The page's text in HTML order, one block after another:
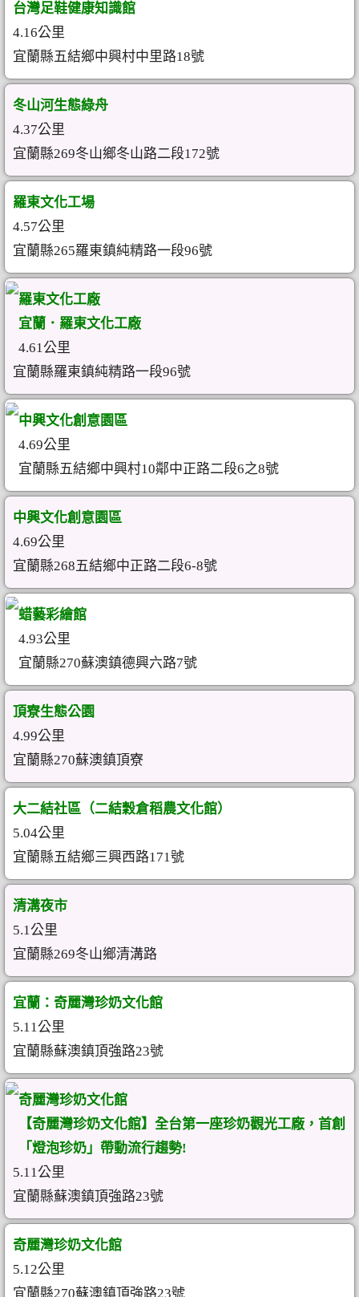
台灣足鞋健康知識館
4.16公里
宜蘭縣五結鄉中興村中里路18號
冬山河生態綠舟
4.37公里
宜蘭縣269冬山鄉冬山路二段172號
羅東文化工場
4.57公里
宜蘭縣265羅東鎮純精路一段96號
羅東文化工廠
宜蘭．羅東文化工廠
4.61公里
宜蘭縣羅東鎮純精路一段96號
中興文化創意園區
4.69公里
宜蘭縣五結鄉中興村10鄰中正路二段6之8號
中興文化創意園區
4.69公里
宜蘭縣268五結鄉中正路二段6-8號
蜡藝彩繪館
4.93公里
宜蘭縣270蘇澳鎮德興六路7號
頂寮生態公園
4.99公里
宜蘭縣270蘇澳鎮頂寮
大二結社區（二結穀倉稻農文化館）
5.04公里
宜蘭縣五結鄉三興西路171號
清溝夜市
5.1公里
宜蘭縣269冬山鄉清溝路
宜蘭：奇麗灣珍奶文化館
5.11公里
宜蘭縣蘇澳鎮頂強路23號
奇麗灣珍奶文化館
【奇麗灣珍奶文化館】全台第一座珍奶觀光工廠，首創
「燈泡珍奶」帶動流行趨勢!
5.11公里
宜蘭縣蘇澳鎮頂強路23號
奇麗灣珍奶文化館
5.12公里
宜蘭縣270蘇澳鎮頂強路23號